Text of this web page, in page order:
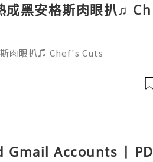
成黑安格斯肉眼扒♫ Ch
斯肉眼扒♫ Chef's Cuts
Gmail Accounts | PD